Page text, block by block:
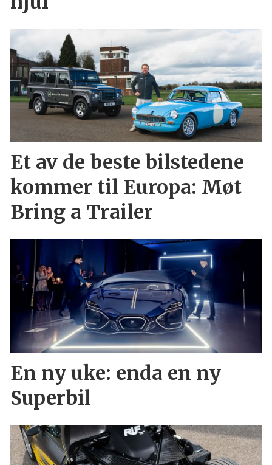
Et av de beste bilstedene
kommer til Europa: Møt
Bring a Trailer
En ny uke: enda en ny
Superbil